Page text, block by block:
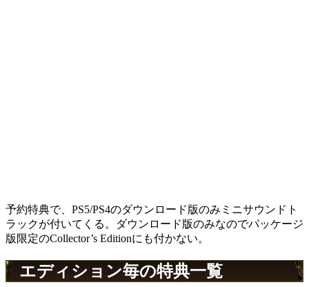
予約特典で、PS5/PS4のダウンロード版のみミニサウンドト
ラックが付いてくる。ダウンロード版のみなのでパッケージ
版限定のCollector’s Editionにも付かない。
エディション毎の特典一覧